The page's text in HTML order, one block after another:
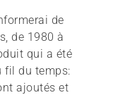
de
de 1980 à
qui a été
fil du temps:
ajoutés et